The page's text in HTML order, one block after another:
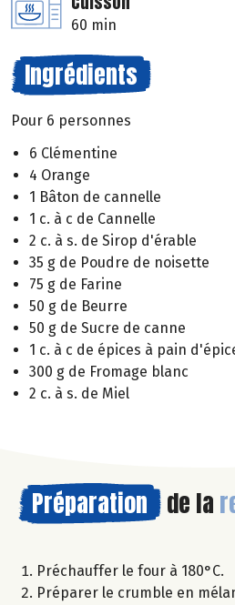
60 min
Ingrédients
Pour 6 personnes
6 Clémentine
4 Orange
1 Bâton de cannelle
1 c. à c de Cannelle
2 c. à s. de Sirop d'érable
35 g de Poudre de noisette
75 g de Farine
50 g de Beurre
50 g de Sucre de canne
1 c. à c de épices à pain
300 g de Fromage blanc
2 c. à s. de Miel
Préparation de la
Préchauffer le four à 180°C.
Préparer le crumble en